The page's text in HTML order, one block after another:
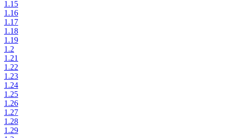
1.15
1.16
1.17
1.18
1.19
1.2
1.21
1.22
1.23
1.24
1.25
1.26
1.27
1.28
1.29